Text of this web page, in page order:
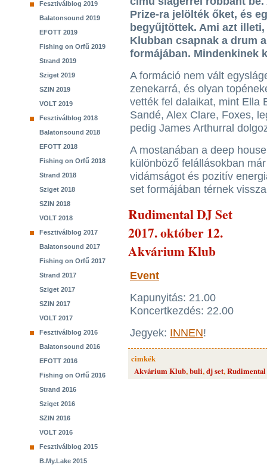
Fesztiválblog 2019
Balatonsound 2019
EFOTT 2019
Fishing on Orfű 2019
Strand 2019
Sziget 2019
SZIN 2019
VOLT 2019
Fesztiválblog 2018
Balatonsound 2018
EFOTT 2018
Fishing on Orfű 2018
Strand 2018
Sziget 2018
SZIN 2018
VOLT 2018
Fesztiválblog 2017
Balatonsound 2017
Fishing on Orfű 2017
Strand 2017
Sziget 2017
SZIN 2017
VOLT 2017
Fesztiválblog 2016
Balatonsound 2016
EFOTT 2016
Fishing on Orfű 2016
Strand 2016
Sziget 2016
SZIN 2016
VOLT 2016
Fesztiválblog 2015
B.My.Lake 2015
Prize-ra jelölték őket, és
begyűjtöttek. Ami azt
Klubban csapnak a drum
formájában. Mindenkinek
A formáció nem vált
zenekarrá, és olyan
vették fel dalaikat, mint Ella
Sandé, Alex Clare, Foxes,
pedig James Arthurral
A mostanában a deep
különböző felállásokban
vidámságot és pozitív
set formájában térnek
Rudimental DJ Set
2017. október 12.
Akvárium Klub
Event
Kapunyitás: 21.00
Koncertkezdés: 22.00
Jegyek: INNEN!
cimkék
Akvárium Klub,buli,dj set,Rudimental